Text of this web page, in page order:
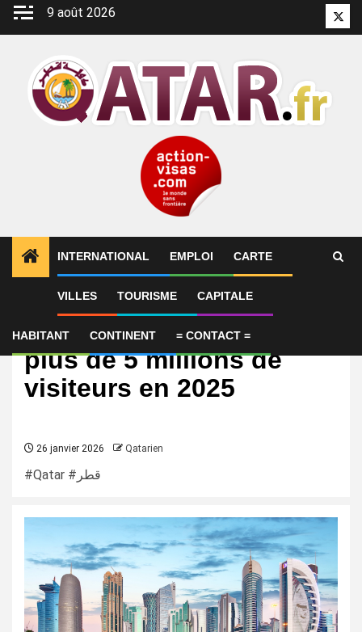
Aller
9 août 2026
INTERNATIONAL EMPLOI CARTE
VILLES TOURISME CAPITALE
HABITANT CONTINENT = CONTACT =
International
Qatar Tourism a accueilli
plus de 5 millions de
visiteurs en 2025
26 janvier 2026 Qatarien
#Qatar #قطر